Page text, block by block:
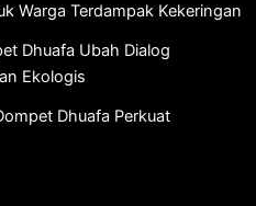
Warga Terdampak Kekeringan
Dhuafa Ubah Dialog
Ekologis
Dhuafa Perkuat